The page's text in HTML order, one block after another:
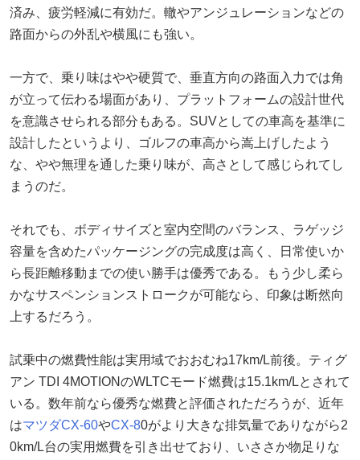
済み、疲労軽減に有効だ。轍やアンジュレーションなどの
路面からの外乱や横風にも強い。
一方で、乗り味はやや硬質で、垂直方向の路面入力では角
が立って伝わる場面があり、プラットフォームの設計世代
を意識させられる部分もある。SUVとしての車高を基準に
設計したというより、ゴルフの車高から嵩上げしたよう
な、やや無理を通した乗り味が、高さとして感じられてし
まうのだ。
それでも、ボディサイズと室内空間のバランス、ラゲッジ
容量を含めたパッケージングの完成度は高く、日常使いか
ら長距離移動までの使い勝手は優秀である。もう少し柔ら
かなサスペンションストロークが可能なら、印象は断然向
上するだろう。
試乗中の燃費性能は実用域でおおむね17km/L前後。ティグ
アン TDI 4MOTIONのWLTCモード燃費は15.1km/Lとされて
いる。数年前なら優秀な燃費と評価されただろうが、近年
はマツダCX-60やCX-80がより大きな排気量でありながら2
0km/L台の実用燃費を引き出せており、いささか物足りな